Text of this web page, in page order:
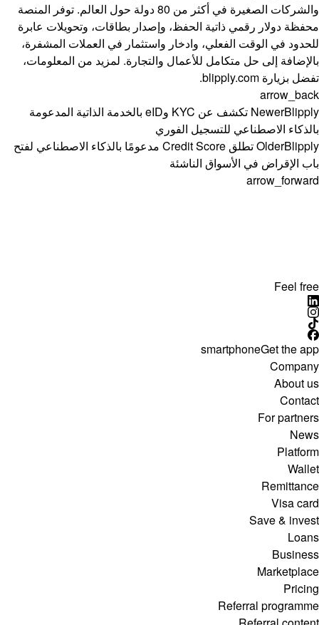
والشركات الصغيرة في أكثر من 80 دولة حول العالم. توفر المنصة
محفظة دولار رقمي ذاتية الحفظ، وإصدار بطاقات، وتحويلات عابرة
للحدود في الوقت الفعلي، وادخار واستثمار في العملات المشفرة،
بالإضافة إلى حل متكامل للأعمال والتجارة. لمزيد من المعلومات،
تفضل بزيارة blipply.com
.
arrow_back
Newer
Blipply تكشف عن KYC وeID بالخدمة الذاتية المدعومة
بالذكاء الاصطناعي للتسجيل الفوري
Older
Blipply تطلق Credit Score مدعومًا بالذكاء الاصطناعي لفتح
باب الإقراض في الأسواق الناشئة
arrow_forward
Feel free
smartphoneGet the app
Company
About us
Contact
For partners
News
Platform
Wallet
Remittance
Visa card
Save & invest
Loans
Business
Marketplace
Pricing
Referral programme